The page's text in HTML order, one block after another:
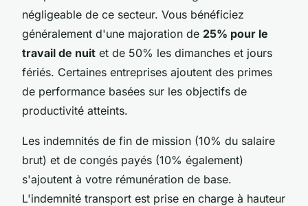
négligeable de ce secteur. Vous bénéficiez
généralement d'une majoration de 25% pour le
travail de nuit et de 50% les dimanches et jours
fériés. Certaines entreprises ajoutent des primes
de performance basées sur les objectifs de
productivité atteints.
Les indemnités de fin de mission (10% du salaire
brut) et de congés payés (10% également)
s'ajoutent à votre rémunération de base.
L'indemnité transport est prise en charge à hauteur